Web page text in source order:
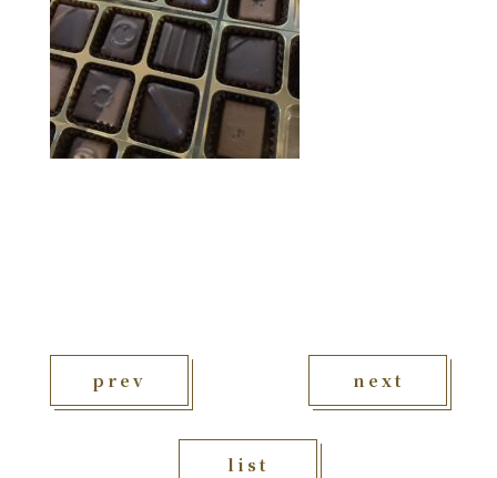
prev
list
next